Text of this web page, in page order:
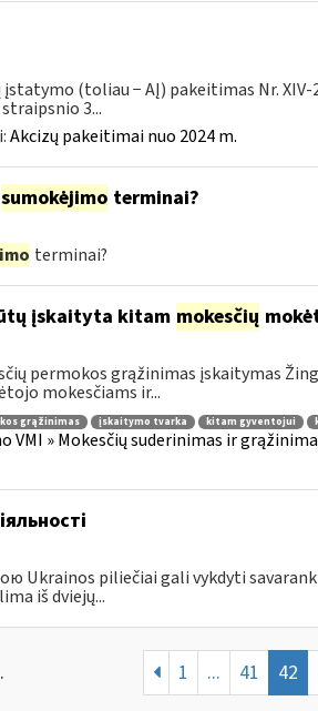
(toliau − AĮ) pakeitimas Nr.
3...
Akcizų pakeitimai nuo 2024 m.
sumokėjimo terminai?
terminai?
įskaityta kitam mokesčių
permokos grąžinimas įskaitymas
mokesčiams ir...
grąžinimas įskaitymo tvarka kitam gyventojui
VMI » Mokesčių suderinimas ir
Ukrainos piliečiai gali vykdyti
iš dviejų...
1 ... 41 42